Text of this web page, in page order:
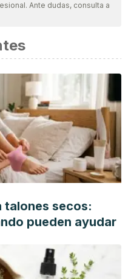
Ante dudas, consulta a
talones secos:
pueden ayudar